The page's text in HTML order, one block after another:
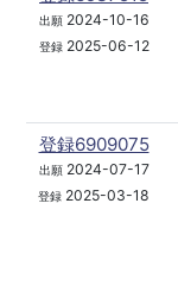
出願2024-10-16
登録2025-06-12
登録6909075
出願2024-07-17
登録 2025-03-18